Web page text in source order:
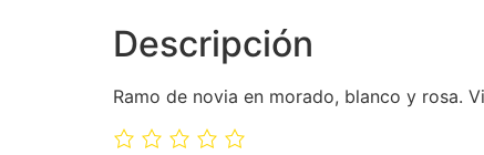
Descripción
Ramo de novia en morado, blanco y rosa.